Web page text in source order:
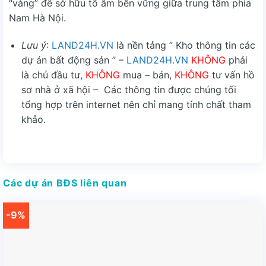
“vàng” để sở hữu tổ ấm bền vững giữa trung tâm phía
Nam Hà Nội.
Lưu ý: LAND24H.VN là nền tảng ” Kho thông tin các
dự án bất động sản ” – LAND24H.VN KHÔNG phải
là chủ đầu tư, KHÔNG mua – bán, KHÔNG tư vấn hồ
sơ nhà ở xã hội – Các thông tin được chúng tối
tổng hợp trên internet nên chỉ mang tính chất tham
khảo.
Các dự án BĐS liên quan
-9%